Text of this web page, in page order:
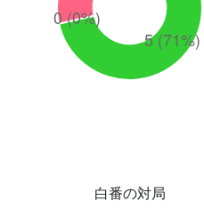
白番の対局